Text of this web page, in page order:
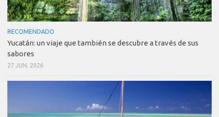
RECOMENDADO
Yucatán: un viaje que también se descubre a través de sus
sabores
27 JUN, 2026